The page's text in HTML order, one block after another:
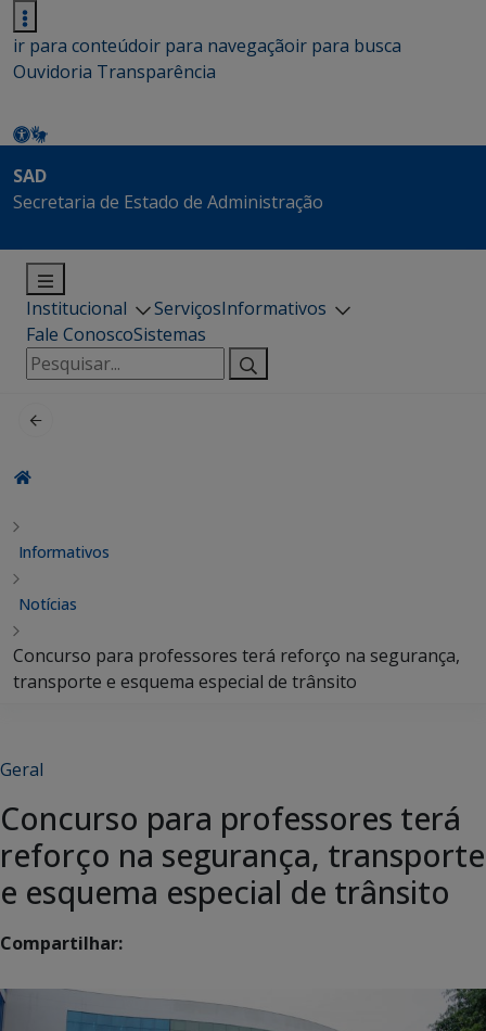
ir para conteúdoir para navegaçãoir para busca
Ouvidoria Transparência
SAD
Secretaria de Estado de Administração
Institucional ServiçosInformativos
Fale ConoscoSistemas
Pesquisar
por:
Informativos
Notícias
Concurso para professores terá reforço na segurança,
transporte e esquema especial de trânsito
Geral
Concurso para professores terá
reforço na segurança, transporte
e esquema especial de trânsito
Compartilhar: